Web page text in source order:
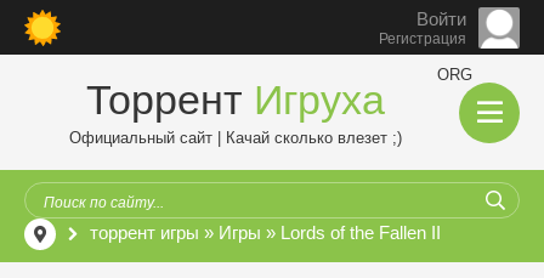
Войти
Регистрация
Торрент Игруха
ORG
Официальный сайт | Качай сколько влезет ;)
торрент игры » Игры » Lords of the Fallen II